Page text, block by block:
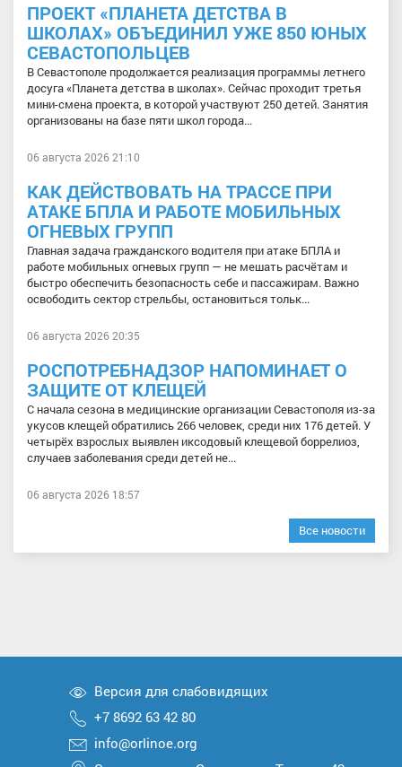
ПРОЕКТ «ПЛАНЕТА ДЕТСТВА В
ШКОЛАХ» ОБЪЕДИНИЛ УЖЕ 850 ЮНЫХ
СЕВАСТОПОЛЬЦЕВ
В Севастополе продолжается реализация программы летнего
досуга «Планета детства в школах». Сейчас проходит третья
мини-смена проекта, в которой участвуют 250 детей. Занятия
организованы на базе пяти школ города...
06 августа 2026 21:10
КАК ДЕЙСТВОВАТЬ НА ТРАССЕ ПРИ
АТАКЕ БПЛА И РАБОТЕ МОБИЛЬНЫХ
ОГНЕВЫХ ГРУПП
Главная задача гражданского водителя при атаке БПЛА и
работе мобильных огневых групп — не мешать расчётам и
быстро обеспечить безопасность себе и пассажирам. Важно
освободить сектор стрельбы, остановиться тольк...
06 августа 2026 20:35
РОСПОТРЕБНАДЗОР НАПОМИНАЕТ О
ЗАЩИТЕ ОТ КЛЕЩЕЙ
С начала сезона в медицинские организации Севастополя из-за
укусов клещей обратились 266 человек, среди них 176 детей. У
четырёх взрослых выявлен иксодовый клещевой боррелиоз,
случаев заболевания среди детей не...
06 августа 2026 18:57
Все новости
Версия для слабовидящих
+7 8692 63 42 80
info@orlinoe.org